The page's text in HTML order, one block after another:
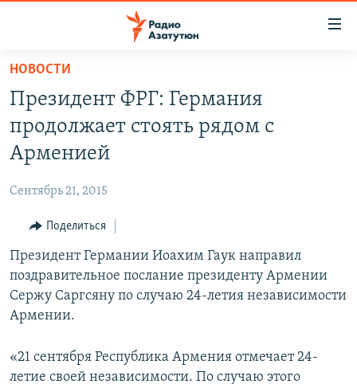
Перейти
основному
содержанию
Перейти
основной
навигации
Перейти
поиску
НОВОСТИ
ПОЛИТИКА
ЭКОНОМИКА
РЕГИОН
НАГОРНЫЙ КАРАБАХ
КУЛЬТУРА
СПОРТ
НОВОСТИ
Президент ФРГ: Германия
продолжает стоять рядом с
Арменией
Сентябрь 21, 2015
Поделиться
Президент Германии Иоахим Гаук направил
поздравительное послание президенту Армении
Сержу Саргсяну по случаю 24-летия независимости
Армении.
«21 сентября Республика Армения отмечает 24-
летие своей независимости. По случаю этого